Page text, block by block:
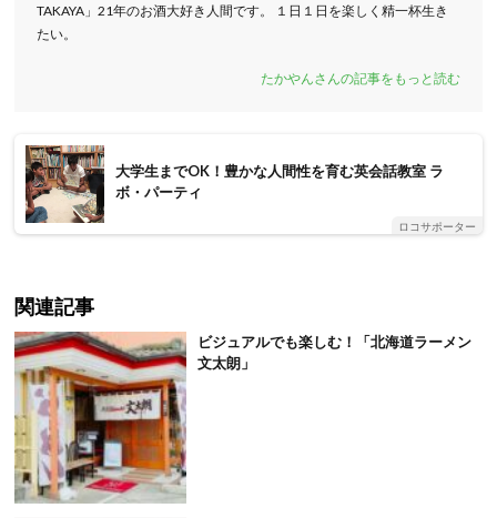
TAKAYA」21年のお酒大好き人間です。 １日１日を楽しく精一杯生き
たい。
たかやんさんの記事をもっと読む
大学生までOK！豊かな人間性を育む英会話教室 ラ
ボ・パーティ
ロコサポーター
関連記事
ビジュアルでも楽しむ！「北海道ラーメン
文太朗」